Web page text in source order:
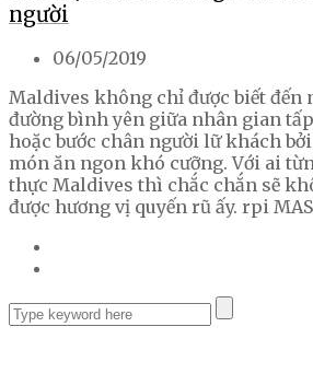
người
06/05/2019
Maldives không chỉ được biết đến
đường bình yên giữa nhân gian
hoặc bước chân người lữ khách
món ăn ngon khó cưỡng. Với ai
thực Maldives thì chắc chắn sẽ
được hương vị quyến rũ ấy. rpi